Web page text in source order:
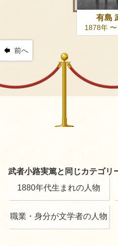
前へ
有島
1878年
武者小路実篤と同じカテゴリ
1880年代生まれの人物
職業・身分が文学者の人物